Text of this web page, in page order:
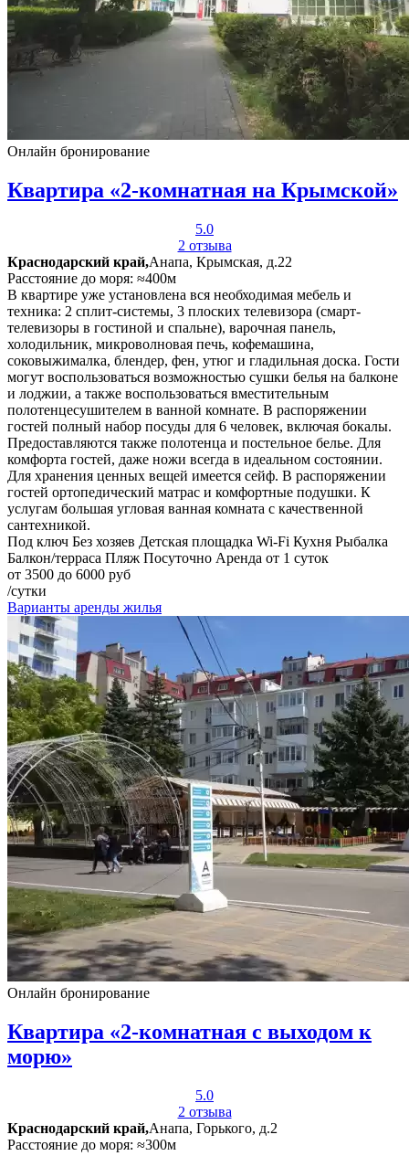
Онлайн бронирование
Квартира «2-комнатная на Крымской»
5.0
2 отзыва
Краснодарский край,Анапа, Крымская, д.22
Расстояние до моря: ≈400м
В квартире уже установлена вся необходимая мебель и
техника: 2 сплит-системы, 3 плоских телевизора (смарт-
телевизоры в гостиной и спальне), варочная панель,
холодильник, микроволновая печь, кофемашина,
соковыжималка, блендер, фен, утюг и гладильная доска. Гости
могут воспользоваться возможностью сушки белья на балконе
и лоджии, а также воспользоваться вместительным
полотенцесушителем в ванной комнате. В распоряжении
гостей полный набор посуды для 6 человек, включая бокалы.
Предоставляются также полотенца и постельное белье. Для
комфорта гостей, даже ножи всегда в идеальном состоянии.
Для хранения ценных вещей имеется сейф. В распоряжении
гостей ортопедический матрас и комфортные подушки. К
услугам большая угловая ванная комната с качественной
сантехникой.
Под ключ Без хозяев Детская площадка Wi-Fi Кухня Рыбалка
Балкон/терраса Пляж Посуточно Аренда от 1 суток
от 3500 до 6000 руб
/сутки
Варианты аренды жилья
Онлайн бронирование
Квартира «2-комнатная с выходом к
морю»
5.0
2 отзыва
Краснодарский край,Анапа, Горького, д.2
Расстояние до моря: ≈300м